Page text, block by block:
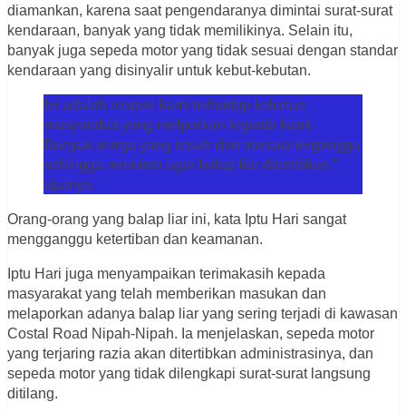
diamankan, karena saat pengendaranya dimintai surat-surat
kendaraan, banyak yang tidak memilikinya. Selain itu,
banyak juga sepeda motor yang tidak sesuai dengan standar
kendaraan yang disinyalir untuk kebut-kebutan.
Ini adalah respon kami terhadap keluhan
masyarakat yang melporkan kepada kami.
Banyak warga yang resah dan merasa terganggu
sehingga meminta agar balap liar ditertibkan,”
ujarnya.
Orang-orang yang balap liar ini, kata Iptu Hari sangat
mengganggu ketertiban dan keamanan.
Iptu Hari juga menyampaikan terimakasih kepada
masyarakat yang telah memberikan masukan dan
melaporkan adanya balap liar yang sering terjadi di kawasan
Costal Road Nipah-Nipah. Ia menjelaskan, sepeda motor
yang terjaring razia akan ditertibkan administrasinya, dan
sepeda motor yang tidak dilengkapi surat-surat langsung
ditilang.